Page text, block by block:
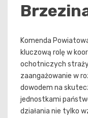
Komenda
kluczową rolę w
ochotniczych
zaangażowanie w
dowodem na
jednostkami
działania nie tylko